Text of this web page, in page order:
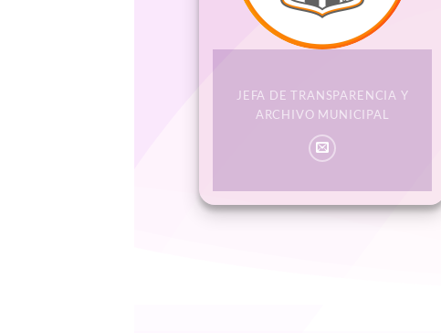
JEFA DE TRANSPARENCIA Y
ARCHIVO MUNICIPAL